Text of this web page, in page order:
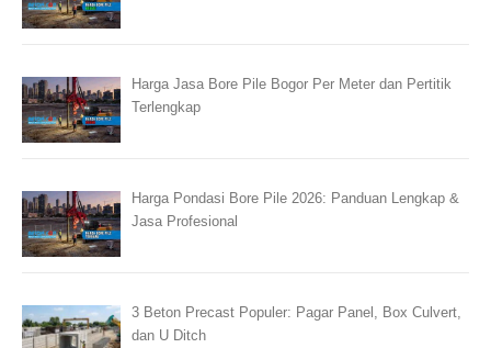
Harga Jasa Bore Pile Bogor Per Meter dan Pertitik
Terlengkap
Harga Pondasi Bore Pile 2026: Panduan Lengkap &
Jasa Profesional
3 Beton Precast Populer: Pagar Panel, Box Culvert,
dan U Ditch